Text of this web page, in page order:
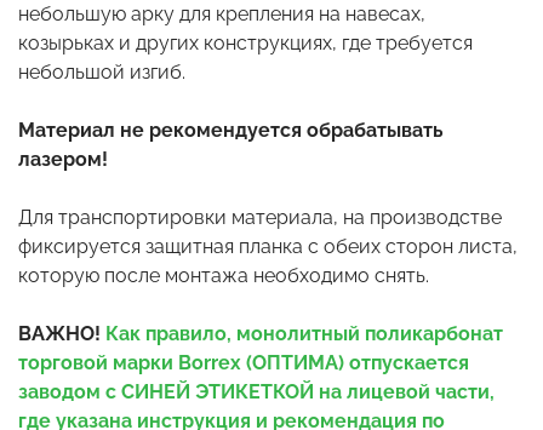
небольшую арку для крепления на навесах,
козырьках и других конструкциях, где требуется
небольшой изгиб.
Материал не рекомендуется обрабатывать
лазером!
Для транспортировки материала, на производстве
фиксируется защитная планка с обеих сторон листа,
которую после монтажа необходимо снять.
ВАЖНО! Как правило, монолитный поликарбонат
торговой марки Borrex (ОПТИМА) отпускается
заводом с СИНЕЙ ЭТИКЕТКОЙ на лицевой части,
где указана инструкция и рекомендация по